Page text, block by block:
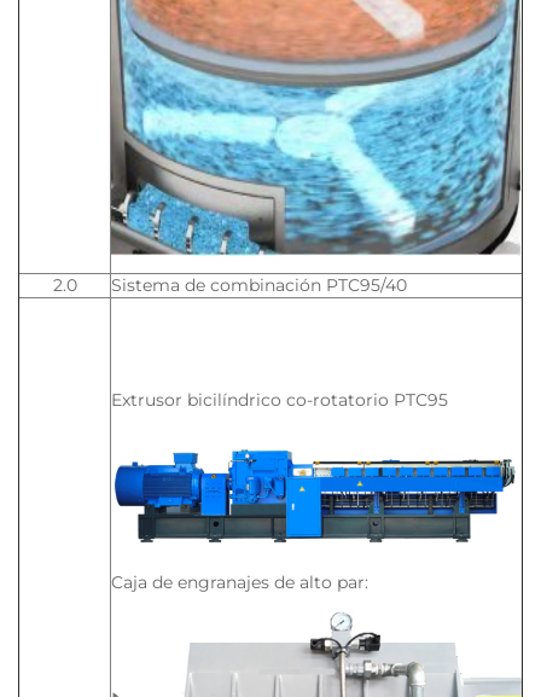
2.0 Sistema de combinación PTC95/40
Extrusor bicilíndrico co-rotatorio PTC95
Caja de engranajes de alto par: